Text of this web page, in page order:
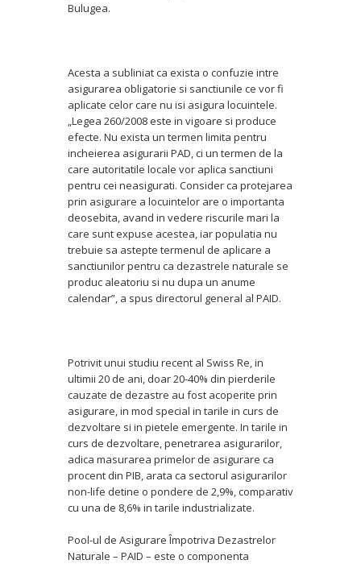
Bulugea.
Acesta a subliniat ca exista o confuzie intre
asigurarea obligatorie si sanctiunile ce vor fi
aplicate celor care nu isi asigura locuintele.
„Legea 260/2008 este in vigoare si produce
efecte. Nu exista un termen limita pentru
incheierea asigurarii PAD, ci un termen de la
care autoritatile locale vor aplica sanctiuni
pentru cei neasigurati. Consider ca protejarea
prin asigurare a locuintelor are o importanta
deosebita, avand in vedere riscurile mari la
care sunt expuse acestea, iar populatia nu
trebuie sa astepte termenul de aplicare a
sanctiunilor pentru ca dezastrele naturale se
produc aleatoriu si nu dupa un anume
calendar”, a spus directorul general al PAID.
Potrivit unui studiu recent al Swiss Re, in
ultimii 20 de ani, doar 20-40% din pierderile
cauzate de dezastre au fost acoperite prin
asigurare, in mod special in tarile in curs de
dezvoltare si in pietele emergente. In tarile in
curs de dezvoltare, penetrarea asigurarilor,
adica masurarea primelor de asigurare ca
procent din PIB, arata ca sectorul asigurarilor
non-life detine o pondere de 2,9%, comparativ
cu una de 8,6% in tarile industrializate.
Pool-ul de Asigurare Împotriva Dezastrelor
Naturale – PAID – este o componenta